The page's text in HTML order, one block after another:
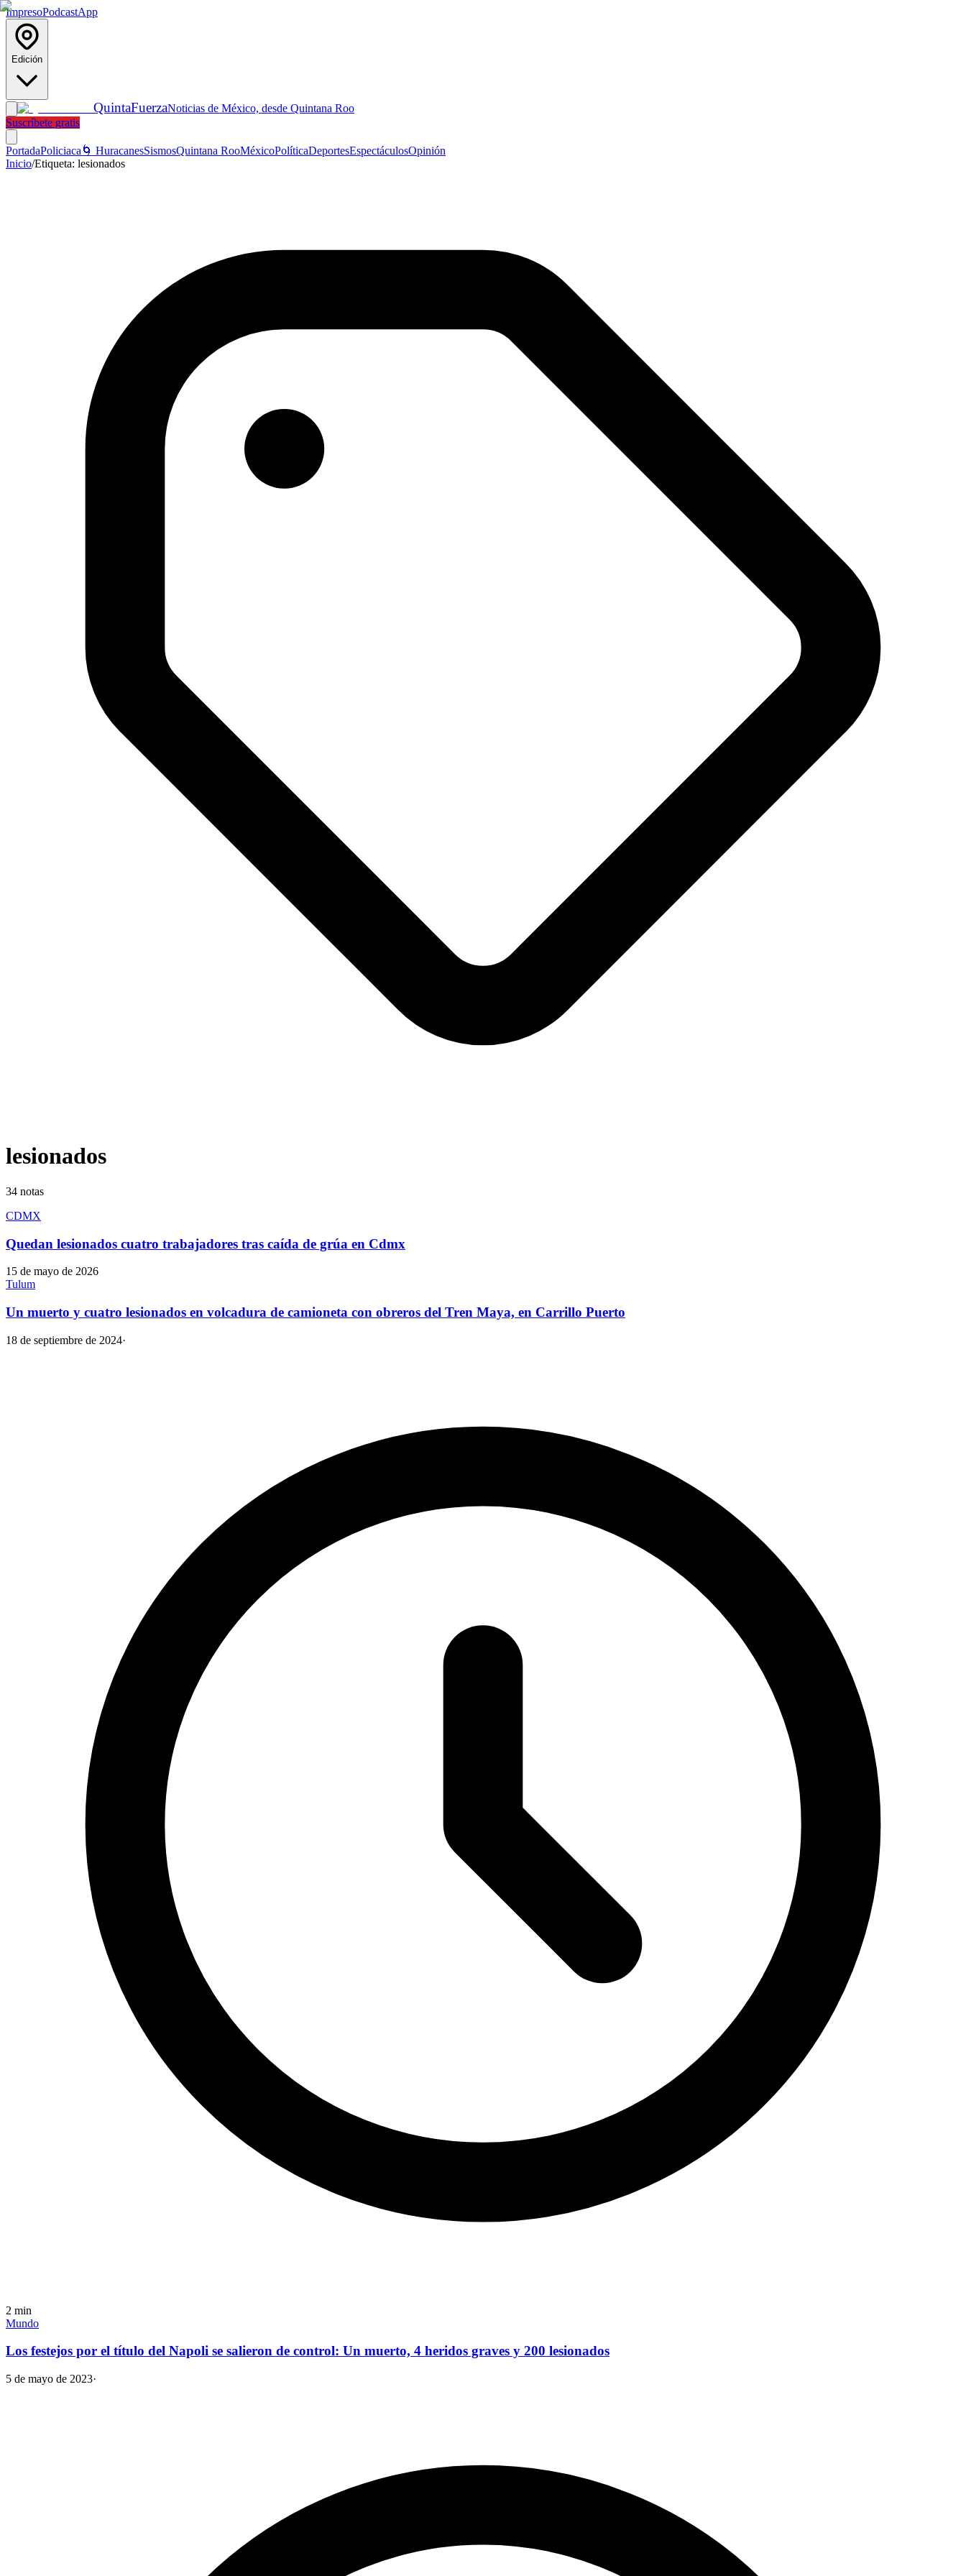
ImpresoPodcastApp
Edición
QuintaFuerzaNoticias de México, desde Quintana Roo
Suscríbete gratis
PortadaPoliciaca 🌀 HuracanesSismosQuintana RooMéxicoPolíticaDeportesEspectáculosOpinión
Inicio/Etiqueta: lesionados
lesionados
34 notas
CDMX
Quedan lesionados cuatro trabajadores tras caída de grúa en Cdmx
15 de mayo de 2026
Tulum
Un muerto y cuatro lesionados en volcadura de camioneta con obreros del Tren Maya, en Carrillo Puerto
18 de septiembre de 2024·
2 min
Mundo
Los festejos por el título del Napoli se salieron de control: Un muerto, 4 heridos graves y 200 lesionados
5 de mayo de 2023·